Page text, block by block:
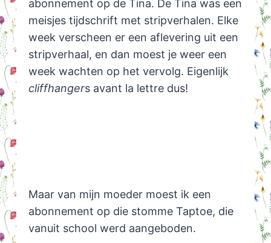
abonnement op de Tina. De Tina was een
meisjes tijdschrift met stripverhalen. Elke
week verscheen er een aflevering uit een
stripverhaal, en dan moest je weer een
week wachten op het vervolg. Eigenlijk
cliffhangers avant la lettre dus!
Maar van mijn moeder moest ik een
abonnement op die stomme Taptoe, die
vanuit school werd aangeboden.